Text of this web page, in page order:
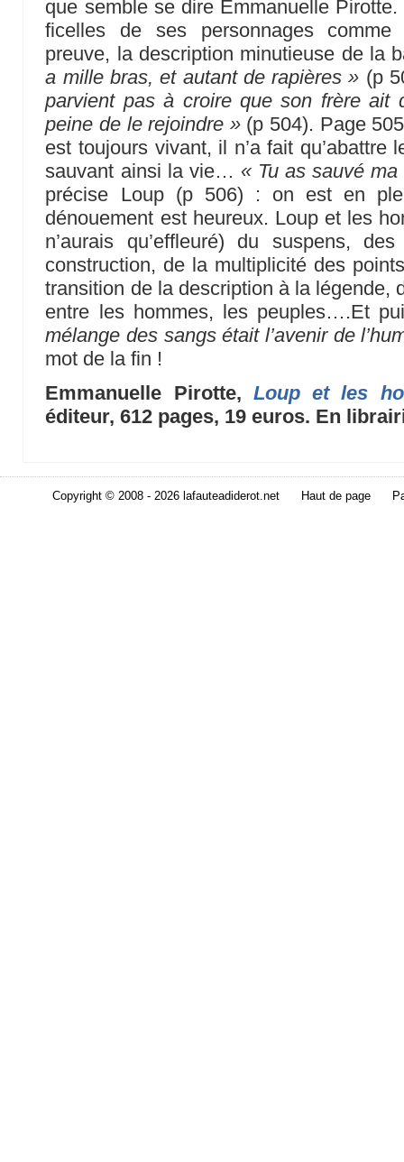
que semble se dire Emmanuelle
ficelles de ses personnages
preuve, la description minutieuse de la
a mille bras, et autant de rapières » (p
parvient pas à croire que son frère ait
peine de le rejoindre »(p 504). Page
est toujours vivant, il n’a fait qu’abattre
sauvant ainsi la vie… « Tu as sauvé
précise Loup (p 506) : on est en
dénouement est heureux. Loup et les
n’aurais qu’effleuré) du suspens,
construction, de la multiplicité des
transition de la description à la légende,
entre les hommes, les peuples….Et
mélange des sangs était l’avenir de
mot de la fin !
Emmanuelle Pirotte, Loup et les
éditeur, 612 pages, 19 euros. En
Copyright © 2008 - 2026 lafauteadiderot.net Haut de page